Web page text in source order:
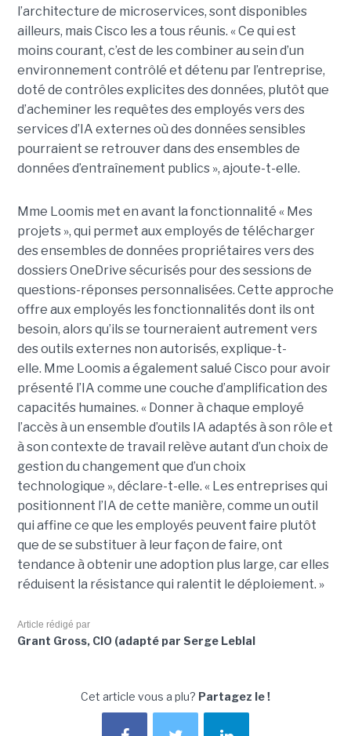
l’architecture de microservices, sont disponibles
ailleurs, mais Cisco les a tous réunis. « Ce qui est
moins courant, c’est de les combiner au sein d’un
environnement contrôlé et détenu par l’entreprise,
doté de contrôles explicites des données, plutôt que
d’acheminer les requêtes des employés vers des
services d’IA externes où des données sensibles
pourraient se retrouver dans des ensembles de
données d’entraînement publics », ajoute-t-elle.
Mme Loomis met en avant la fonctionnalité « Mes
projets », qui permet aux employés de télécharger
des ensembles de données propriétaires vers des
dossiers OneDrive sécurisés pour des sessions de
questions-réponses personnalisées. Cette approche
offre aux employés les fonctionnalités dont ils ont
besoin, alors qu’ils se tourneraient autrement vers
des outils externes non autorisés, explique-t-
elle. Mme Loomis a également salué Cisco pour avoir
présenté l’IA comme une couche d’amplification des
capacités humaines. « Donner à chaque employé
l’accès à un ensemble d’outils IA adaptés à son rôle et
à son contexte de travail relève autant d’un choix de
gestion du changement que d’un choix
technologique », déclare-t-elle. « Les entreprises qui
positionnent l’IA de cette manière, comme un outil
qui affine ce que les employés peuvent faire plutôt
que de se substituer à leur façon de faire, ont
tendance à obtenir une adoption plus large, car elles
réduisent la résistance qui ralentit le déploiement. »
Article rédigé par
Grant Gross, CIO (adapté par Serge Leblal
Cet article vous a plu? Partagez le !